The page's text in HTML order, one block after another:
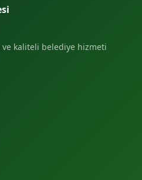
ve kaliteli belediye hizmeti